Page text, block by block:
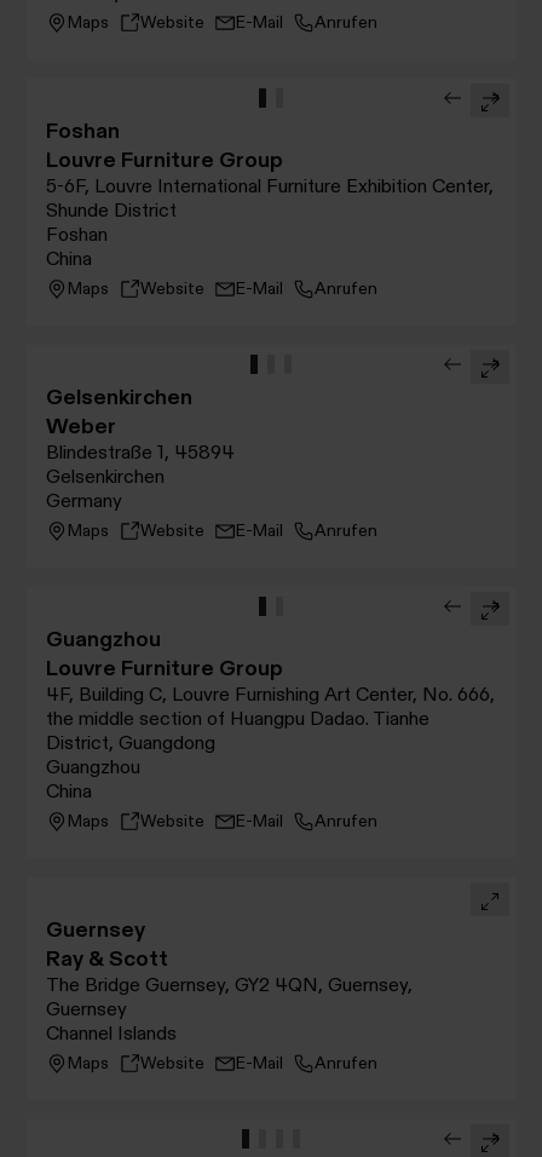
Maps Website E-Mail Anrufen
Foshan
Louvre Furniture Group
5-6F, Louvre International Furniture Exhibition Center,
Shunde District
Foshan
China
Maps Website E-Mail Anrufen
Gelsenkirchen
Weber
Blindestraße 1, 45894
Gelsenkirchen
Germany
Maps Website E-Mail Anrufen
Guangzhou
Louvre Furniture Group
4F, Building C, Louvre Furnishing Art Center, No. 666,
the middle section of Huangpu Dadao. Tianhe
District, Guangdong
Guangzhou
China
Maps Website E-Mail Anrufen
Guernsey
Ray & Scott
The Bridge Guernsey, GY2 4QN, Guernsey,
Guernsey
Channel Islands
Maps Website E-Mail Anrufen